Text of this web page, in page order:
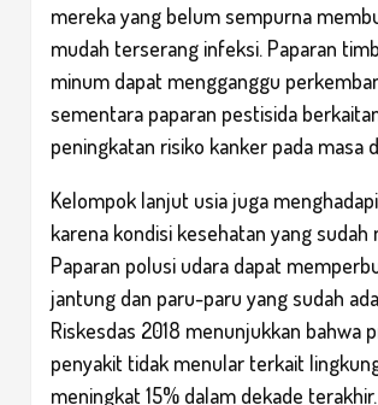
mereka yang belum sempurna
mudah terserang infeksi. Paparan
minum dapat mengganggu
sementara paparan pestisida
peningkatan risiko kanker pada masa
Kelompok lanjut usia juga
karena kondisi kesehatan yang sudah
Paparan polusi udara dapat
jantung dan paru-paru yang sudah
Riskesdas 2018 menunjukkan bahwa
penyakit tidak menular terkait
meningkat 15% dalam dekade terakhir.